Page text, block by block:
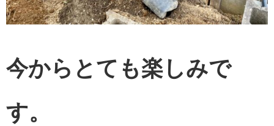
今からとても楽しみで
す。